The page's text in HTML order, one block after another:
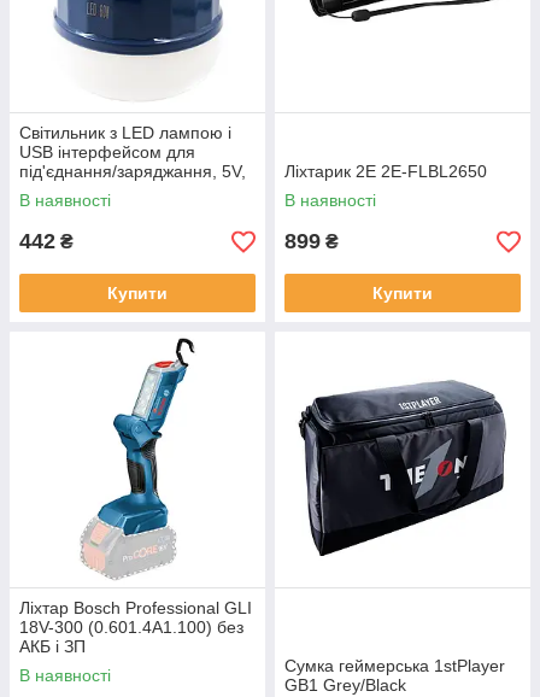
Світильник з LED лампою і
USB інтерфейсом для
під'єднання/заряджання, 5V,
60 W (LED-ULR-5V60W)
В наявності
442 ₴
Купити
Ліхтарик 2E 2E-FLBL2650
В наявності
899 ₴
Купити
Ліхтар Bosch Professional GLI
18V-300 (0.601.4A1.100) без
АКБ і ЗП
В наявності
Сумка геймерська 1stPlayer
GB1 Grey/Black